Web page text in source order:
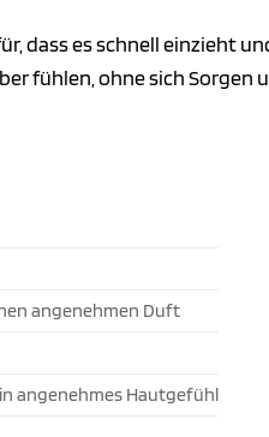
dass es schnell einzieht
fühlen, ohne sich Sorgen
angenehmen Duft
angenehmes Hautgefühl